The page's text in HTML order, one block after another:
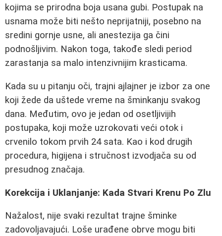
kojima se prirodna boja usana gubi. Postupak na
usnama može biti nešto neprijatniji, posebno na
sredini gornje usne, ali anestezija ga čini
podnošljivim. Nakon toga, takođe sledi period
zarastanja sa malo intenzivnijim krasticama.
Kada su u pitanju oči, trajni ajlajner je izbor za one
koji žede da uštede vreme na šminkanju svakog
dana. Međutim, ovo je jedan od osetljivijih
postupaka, koji može uzrokovati veći otok i
crvenilo tokom prvih 24 sata. Kao i kod drugih
procedura, higijena i stručnost izvodjača su od
presudnog značaja.
Korekcija i Uklanjanje: Kada Stvari Krenu Po Zlu
Nažalost, nije svaki rezultat trajne šminke
zadovoljavajući. Loše urađene obrve mogu biti